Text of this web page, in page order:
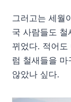
그러고는 세월
국 사람들도
뀌었다. 적어도
럼 철새들을 마
않았나 싶다.